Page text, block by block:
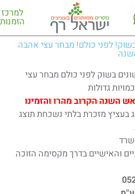
למרכז
הזמנות
לפני כולם! מבחר עצי אהבה
בשוק לפני כולם מבחר עצי
גדולות
הקרוב מהרו והזמינו
מזכרת בלתי נשכחת תוצג
בדרך מקסימה הזוכה